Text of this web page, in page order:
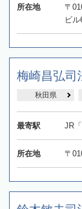
所在地
〒
ビ
梅崎昌弘司
秋田県
最寄駅 JR
所在地 〒